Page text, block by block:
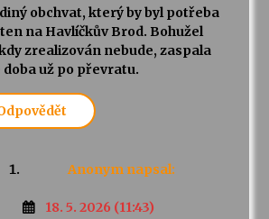
obchvat, který by byl potřeba
na Havlíčkův Brod. Bohužel
zrealizován nebude, zaspala
doba už po převratu.
Anonym napsal:
18. 5. 2026 (11:43)